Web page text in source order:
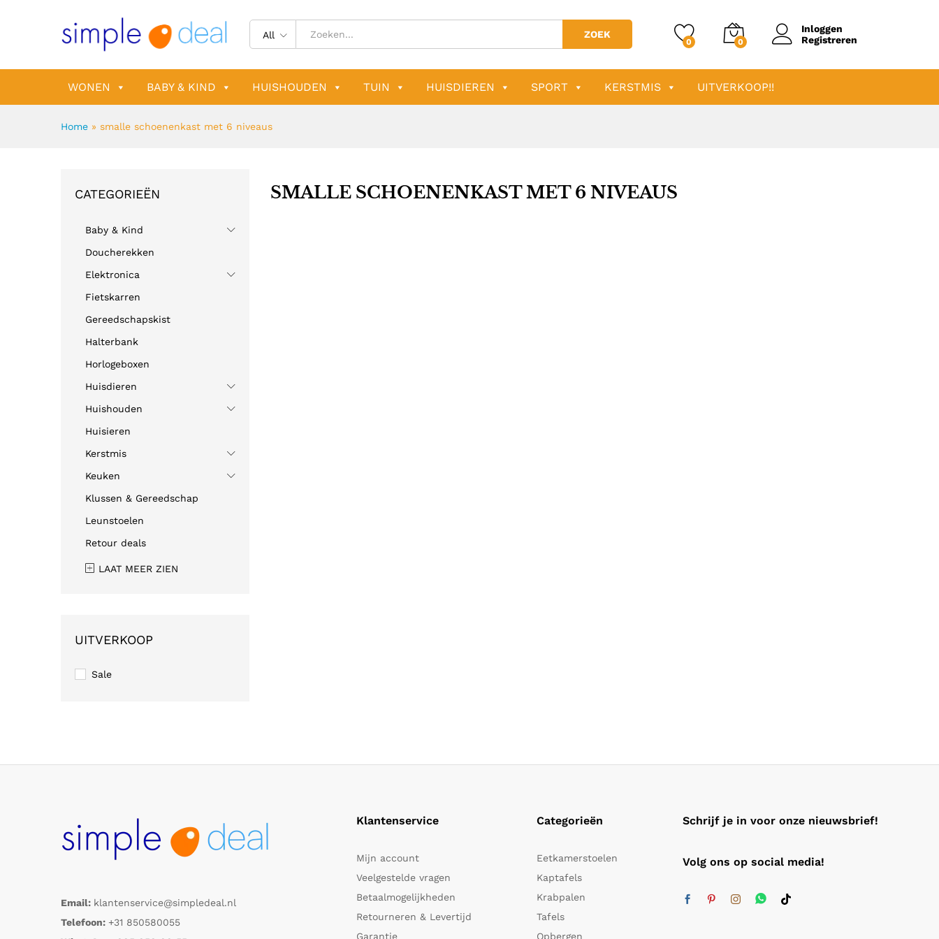
All ZOEK
0 0
Inloggen
Registreren
WONEN BABY & KIND HUISHOUDEN TUIN HUISDIEREN SPORT KERSTMIS UITVERKOOP!!
Home » smalle schoenenkast met 6 niveaus
SMALLE SCHOENENKAST MET 6 NIVEAUS
CATEGORIEËN
Baby & Kind
Doucherekken
Elektronica
Fietskarren
Gereedschapskist
Halterbank
Horlogeboxen
Huisdieren
Huishouden
Huisieren
Kerstmis
Keuken
Klussen & Gereedschap
Leunstoelen
Retour deals
LAAT MEER ZIEN
UITVERKOOP
Sale
Email: klantenservice@simpledeal.nl
Telefoon: +31 850580055
Klantenservice
Mijn account
Veelgestelde vragen
Betaalmogelijkheden
Retourneren & Levertijd
Garantie
Categorieën
Eetkamerstoelen
Kaptafels
Krabpalen
Tafels
Opbergen
Schrijf je in voor onze nieuwsbrief!
Volg ons op social media!